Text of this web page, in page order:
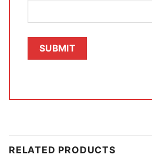
RELATED PRODUCTS